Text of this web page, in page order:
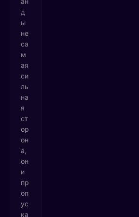
д
ы
не
са
м
ая
си
ль
на
я
ст
ор
он
а,
он
и
пр
оп
ус
ка